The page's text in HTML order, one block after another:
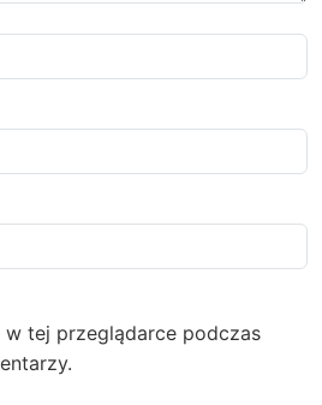
w tej przeglądarce podczas